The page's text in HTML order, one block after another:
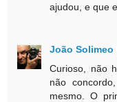
ajudou, e que
João Solimeo
Curioso, não
não
mesmo. O